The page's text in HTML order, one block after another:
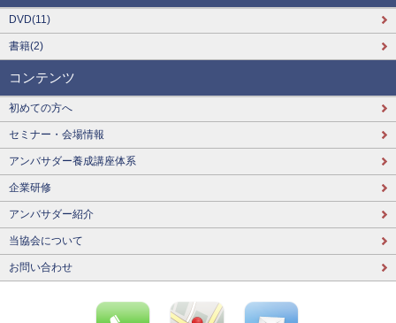
DVD(11)
書籍(2)
コンテンツ
初めての方へ
セミナー・会場情報
アンバサダー養成講座体系
企業研修
アンバサダー紹介
当協会について
お問い合わせ